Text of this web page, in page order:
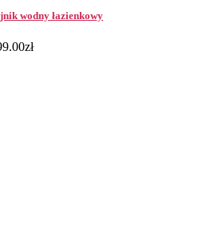
wodny łazienkowy
zł